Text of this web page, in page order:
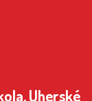
Uherské